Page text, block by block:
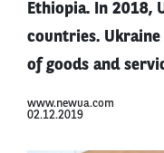
Ethiopia. In 2018,
countries. Ukraine
of goods and
www.newua.com
02.12.2019